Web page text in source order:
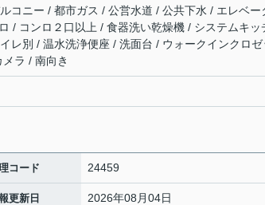
コニー / 都市ガス / 公営水道 / 公共下水 / エレベー
/ コンロ２口以上 / 食器洗い乾燥機 / システムキッ
レ別 / 温水洗浄便座 / 洗面台 / ウォークインクロゼ
ラ / 南向き
コード 24459
更新日 2026年08月04日